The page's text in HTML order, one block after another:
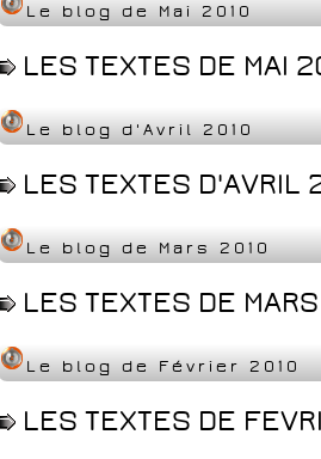
Le blog de Mai 2010
LES TEXTES DE
Le blog d'Avril 2010
LES TEXTES
Le blog de Mars 2010
LES TEXTES DE
Le blog de Février 2010
LES TEXTES DE